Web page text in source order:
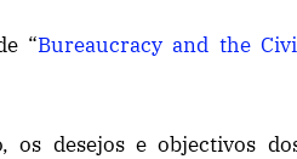
“Bureaucracy and the
desejos e objectivos